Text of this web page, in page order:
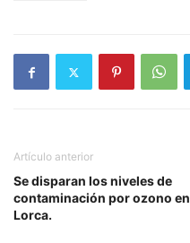
Artículo anterior
Se disparan los niveles de
contaminación por ozono en
Lorca.